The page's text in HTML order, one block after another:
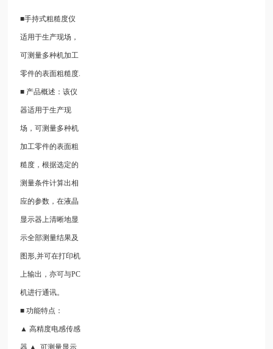
■手持式粗糙度仪
适用于生产现场，
可测量多种机加工
零件的表面粗糙度.
■ 产品概述：该仪
器适用于生产现
场，可测量多种机
加工零件的表面粗
糙度，根据选定的
测量条件计算出相
应的参数，在液晶
显示器上清晰地显
示全部测量结果及
图形,并可在打印机
上输出，亦可与PC
机进行通讯。
■ 功能特点：
▲ 高精度电感传感
器 ▲ 可测量显示